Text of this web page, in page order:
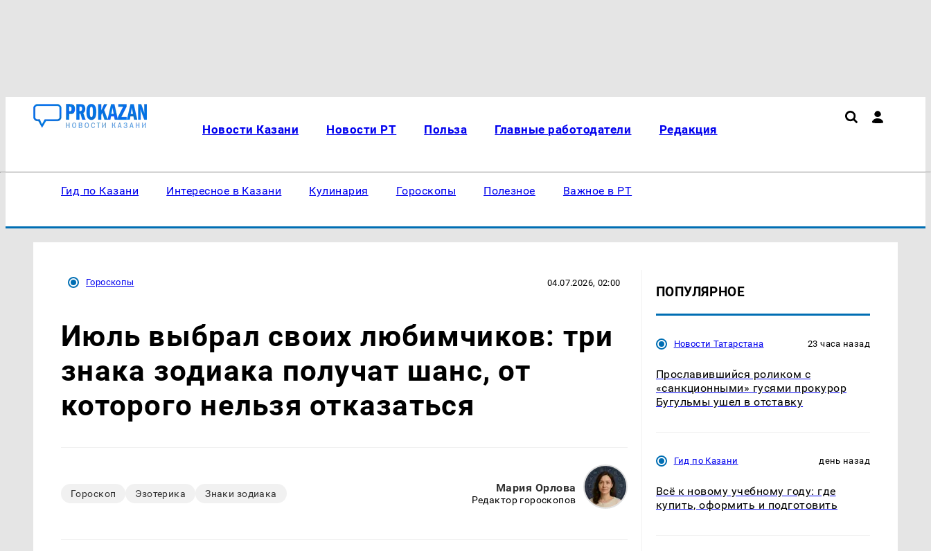
Новости Казани Новости РТ Польза Главные работодатели Редакция
Гид по Казани Интересное в Казани Кулинария Гороскопы Полезное Важное в РТ
Гороскопы 04.07.2026, 02:00
Июль выбрал своих любимчиков: три
знака зодиака получат шанс, от
которого нельзя отказаться
Гороскоп Эзотерика Знаки зодиака Мария Орлова
Редактор гороскопов
ПОПУЛЯРНОЕ
Новости Татарстана 23 часа назад
Прославившийся роликом с
«санкционными» гусями прокурор
Бугульмы ушел в отставку
Гид по Казани день назад
Всё к новому учебному году: где
купить, оформить и подготовить